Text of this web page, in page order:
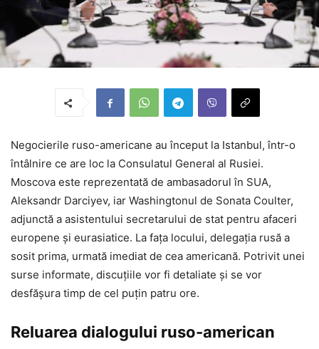
Negocierile ruso-americane au început la Istanbul, într-o
întâlnire ce are loc la Consulatul General al Rusiei.
Moscova este reprezentată de ambasadorul în SUA,
Aleksandr Darciyev, iar Washingtonul de Sonata Coulter,
adjunctă a asistentului secretarului de stat pentru afaceri
europene și eurasiatice. La fața locului, delegația rusă a
sosit prima, urmată imediat de cea americană. Potrivit unei
surse informate, discuțiile vor fi detaliate și se vor
desfășura timp de cel puțin patru ore.
Reluarea dialogului ruso-american